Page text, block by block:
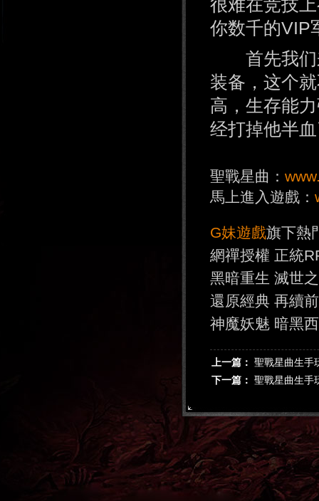
很难在竞技
你数千的VIP
首先我们
装备，这个
高，生存能
经打掉他半
聖戰星曲：
馬上進入遊戲：
G妹遊戲旗下熱
網禪授權 正統
黑暗重生 滅世
還原經典 再續
神魔妖魅 暗黑
上一篇： 聖戰星曲生手
下一篇： 聖戰星曲生手